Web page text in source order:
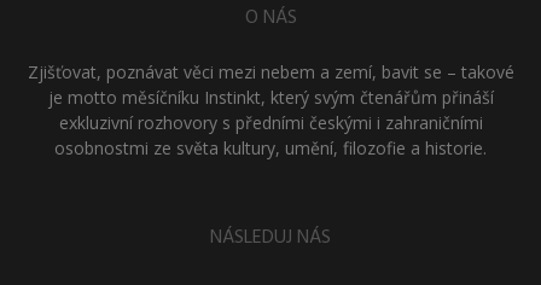
O NÁS
Zjišťovat, poznávat věci mezi nebem a zemí, bavit se – takové
je motto měsíčníku Instinkt, který svým čtenářům přináší
exkluzivní rozhovory s předními českými i zahraničními
osobnostmi ze světa kultury, umění, filozofie a historie.
NÁSLEDUJ NÁS